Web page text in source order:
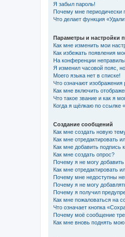
Я забыл пароль!
Почему мне периодически
Что делает функция
Параметры и настройки
Как мне изменить мои
Как избежать появления
На конференции
Я изменил часовой пояс,
Моего языка нет в списке!
Что означают
Как мне включить
Что такое звание и как я
Когда я щёлкаю по ссылке
Создание сообщений
Как мне создать новую
Как мне отредактировать
Как мне добавить подпись
Как мне создать опрос?
Почему я не могу
Как мне отредактировать
Почему мне недоступны
Почему я не могу
Почему я получил
Как мне пожаловаться на
Что означает кнопка
Почему моё сообщение
Как мне вновь поднять